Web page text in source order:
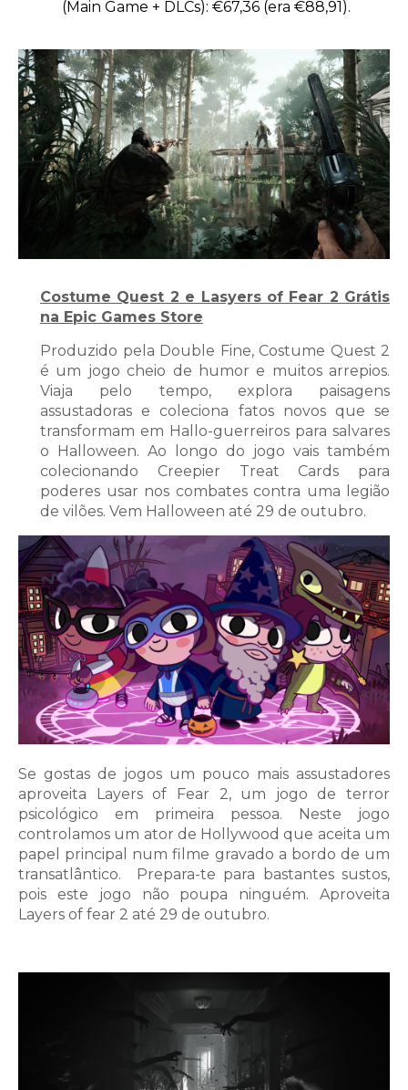
(Main Game + DLCs): €67,36 (era €88,91).
Costume Quest 2 e Lasyers of Fear 2 Grátis
na Epic Games Store
Produzido pela Double Fine, Costume Quest 2
é um jogo cheio de humor e muitos arrepios.
Viaja pelo tempo, explora paisagens
assustadoras e coleciona fatos novos que se
transformam em Hallo-guerreiros para salvares
o Halloween. Ao longo do jogo vais também
colecionando Creepier Treat Cards para
poderes usar nos combates contra uma legião
de vilões. Vem Halloween até 29 de outubro.
Se gostas de jogos um pouco mais assustadores
aproveita Layers of Fear 2, um jogo de terror
psicológico em primeira pessoa. Neste jogo
controlamos um ator de Hollywood que aceita um
papel principal num filme gravado a bordo de um
transatlântico.
Prepara-te para bastantes sustos,
pois este jogo não poupa ninguém. Aproveita
Layers of fear 2 até 29 de outubro.